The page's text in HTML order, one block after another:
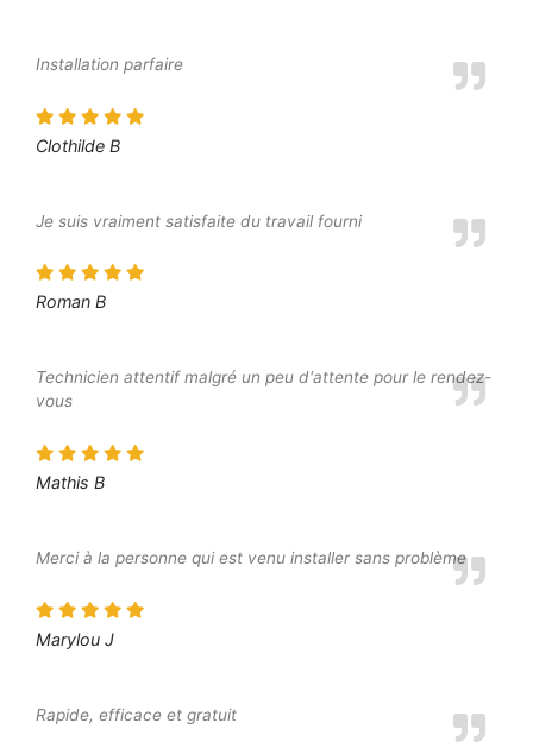
Installation parfaire
Clothilde B
Je suis vraiment satisfaite du travail fourni
Roman B
Technicien attentif malgré un peu d'attente pour le rendez-
vous
Mathis B
Merci à la personne qui est venu installer sans problème
Marylou J
Rapide, efficace et gratuit